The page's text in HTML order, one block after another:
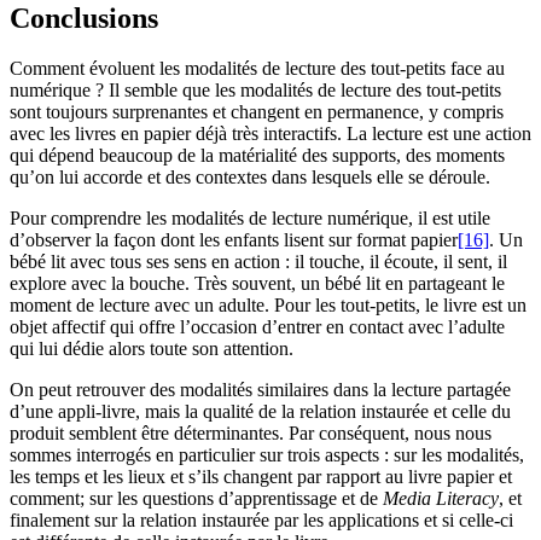
Conclusions
Comment évoluent les modalités de lecture des tout-petits face au
numérique ? Il semble que les modalités de lecture des tout-petits
sont toujours surprenantes et changent en permanence, y compris
avec les livres en papier déjà très interactifs. La lecture est une action
qui dépend beaucoup de la matérialité des supports, des moments
qu’on lui accorde et des contextes dans lesquels elle se déroule.
Pour comprendre les modalités de lecture numérique, il est utile
d’observer la façon dont les enfants lisent sur format papier[16]. Un
bébé lit avec tous ses sens en action : il touche, il écoute, il sent, il
explore avec la bouche. Très souvent, un bébé lit en partageant le
moment de lecture avec un adulte. Pour les tout-petits, le livre est un
objet affectif qui offre l’occasion d’entrer en contact avec l’adulte
qui lui dédie alors toute son attention.
On peut retrouver des modalités similaires dans la lecture partagée
d’une appli-livre, mais la qualité de la relation instaurée et celle du
produit semblent être déterminantes. Par conséquent, nous nous
sommes interrogés en particulier sur trois aspects : sur les modalités,
les temps et les lieux et s’ils changent par rapport au livre papier et
comment; sur les questions d’apprentissage et de Media Literacy, et
finalement sur la relation instaurée par les applications et si celle-ci